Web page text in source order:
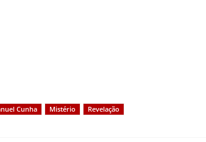
Cunha Mistério Revelação